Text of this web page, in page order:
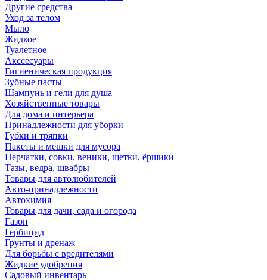
Другие средства
Уход за телом
Мыло
Жидкое
Туалетное
Акссесуары
Гигиеническая продукция
Зубные пасты
Шампунь и гели для душа
Хозяйственные товары
Для дома и интерьера
Принадлежности для уборки
Губки и тряпки
Пакеты и мешки для мусора
Перчатки, совки, веники, щетки, ёршики
Тазы, ведра, швабры
Товары для автолюбителей
Авто-принадлежности
Автохимия
Товары для дачи, сада и огорода
Газон
Гербицид
Грунты и дренаж
Для борьбы с вредителями
Жидкие удобрения
Садовый инвентарь